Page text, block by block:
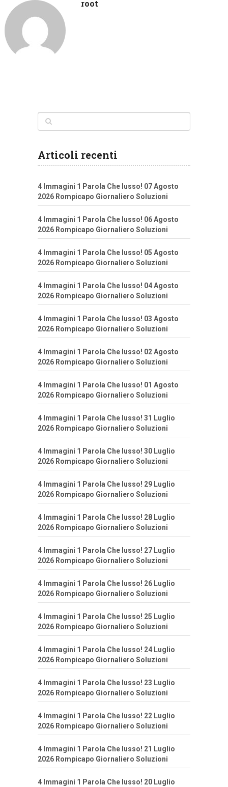
root
Articoli recenti
4 Immagini 1 Parola Che lusso! 07 Agosto
2026 Rompicapo Giornaliero Soluzioni
4 Immagini 1 Parola Che lusso! 06 Agosto
2026 Rompicapo Giornaliero Soluzioni
4 Immagini 1 Parola Che lusso! 05 Agosto
2026 Rompicapo Giornaliero Soluzioni
4 Immagini 1 Parola Che lusso! 04 Agosto
2026 Rompicapo Giornaliero Soluzioni
4 Immagini 1 Parola Che lusso! 03 Agosto
2026 Rompicapo Giornaliero Soluzioni
4 Immagini 1 Parola Che lusso! 02 Agosto
2026 Rompicapo Giornaliero Soluzioni
4 Immagini 1 Parola Che lusso! 01 Agosto
2026 Rompicapo Giornaliero Soluzioni
4 Immagini 1 Parola Che lusso! 31 Luglio
2026 Rompicapo Giornaliero Soluzioni
4 Immagini 1 Parola Che lusso! 30 Luglio
2026 Rompicapo Giornaliero Soluzioni
4 Immagini 1 Parola Che lusso! 29 Luglio
2026 Rompicapo Giornaliero Soluzioni
4 Immagini 1 Parola Che lusso! 28 Luglio
2026 Rompicapo Giornaliero Soluzioni
4 Immagini 1 Parola Che lusso! 27 Luglio
2026 Rompicapo Giornaliero Soluzioni
4 Immagini 1 Parola Che lusso! 26 Luglio
2026 Rompicapo Giornaliero Soluzioni
4 Immagini 1 Parola Che lusso! 25 Luglio
2026 Rompicapo Giornaliero Soluzioni
4 Immagini 1 Parola Che lusso! 24 Luglio
2026 Rompicapo Giornaliero Soluzioni
4 Immagini 1 Parola Che lusso! 23 Luglio
2026 Rompicapo Giornaliero Soluzioni
4 Immagini 1 Parola Che lusso! 22 Luglio
2026 Rompicapo Giornaliero Soluzioni
4 Immagini 1 Parola Che lusso! 21 Luglio
2026 Rompicapo Giornaliero Soluzioni
4 Immagini 1 Parola Che lusso! 20 Luglio